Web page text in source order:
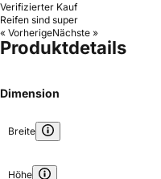
Verifizierter Kauf
Reifen sind super
« VorherigeNächste »
Produktdetails
Dimension
Breite
Höhe